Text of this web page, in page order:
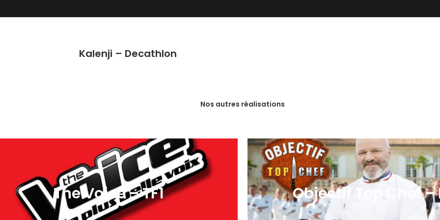
Kalenji – Decathlon
Nos autres réalisations
The Voice – TF1 Objectif Top Chef –